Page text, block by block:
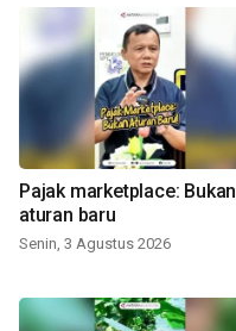
Pajak marketplace: Bukan
aturan baru
Senin, 3 Agustus 2026